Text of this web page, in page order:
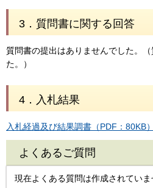
3．質問書に関する回答
質問書の提出はありませんでした。
た。）
4．入札結果
入札経過及び結果調書（PDF：80KB）
よくあるご質問
現在よくある質問は作成されていま